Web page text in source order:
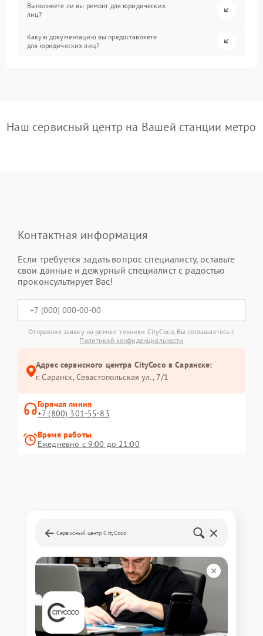
Выполняете ли вы ремонт для юридических
лиц?
Какую документацию вы предоставляете
для юридических лиц?
Наш сервисный центр на Вашей станции метро
Контактная информация
Если требуется задать вопрос специалисту, оставьте
свои данные и дежурный специалист с радостью
проконсультирует Вас!
Отправляя заявку на ремонт техники CityCoco, Вы соглашаетесь с
Политикой конфиденциальности
Адрес сервисного центра CityCoco в Саранске:
г. Саранск, Севастопольская ул., 7/1
Горячая линия
+7 (800) 301-55-83
Время работы
Ежедневно с 9:00 до 21:00
Сервисный центр CityCoco